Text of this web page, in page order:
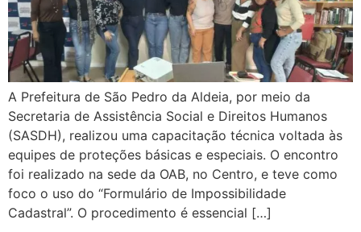
A Prefeitura de São Pedro da Aldeia, por meio da
Secretaria de Assistência Social e Direitos Humanos
(SASDH), realizou uma capacitação técnica voltada às
equipes de proteções básicas e especiais. O encontro
foi realizado na sede da OAB, no Centro, e teve como
foco o uso do “Formulário de Impossibilidade
Cadastral”. O procedimento é essencial […]